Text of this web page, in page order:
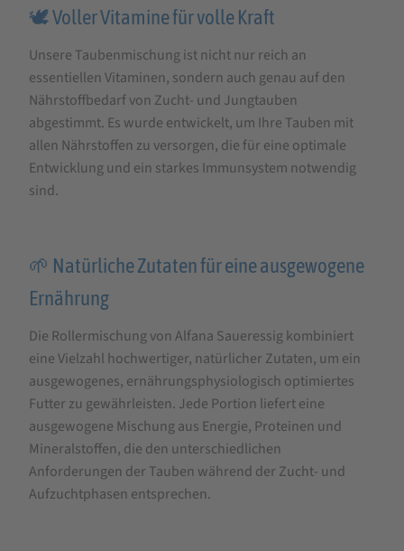
🕊️ Voller Vitamine für volle Kraft
Unsere Taubenmischung ist nicht nur reich an
essentiellen Vitaminen, sondern auch genau auf den
Nährstoffbedarf von Zucht- und Jungtauben
abgestimmt. Es wurde entwickelt, um Ihre Tauben mit
allen Nährstoffen zu versorgen, die für eine optimale
Entwicklung und ein starkes Immunsystem notwendig
sind.
🌱 Natürliche Zutaten für eine ausgewogene
Ernährung
Die Rollermischung von Alfana Saueressig kombiniert
eine Vielzahl hochwertiger, natürlicher Zutaten, um ein
ausgewogenes, ernährungsphysiologisch optimiertes
Futter zu gewährleisten. Jede Portion liefert eine
ausgewogene Mischung aus Energie, Proteinen und
Mineralstoffen, die den unterschiedlichen
Anforderungen der Tauben während der Zucht- und
Aufzuchtphasen entsprechen.